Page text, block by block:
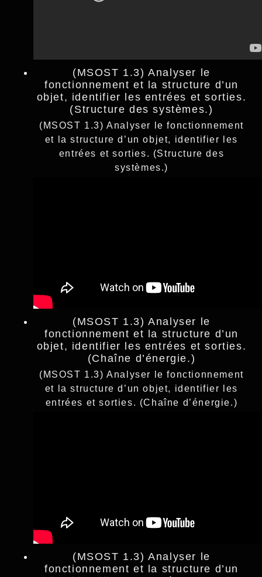
(MSOST 1.3) Analyser le
fonctionnement et la structure d’un
objet, identifier les entrées et sorties.
(Structure des systèmes.)
(MSOST 1.3) Analyser le fonctionnement
et la structure d’un objet, identifier les
entrées et sorties. (Structure des
systèmes.)
(MSOST 1.3) Analyser le
fonctionnement et la structure d’un
objet, identifier les entrées et sorties.
(Chaîne d’énergie.)
(MSOST 1.3) Analyser le fonctionnement
et la structure d’un objet, identifier les
entrées et sorties. (Chaîne d’énergie.)
(MSOST 1.3) Analyser le
fonctionnement et la structure d’un